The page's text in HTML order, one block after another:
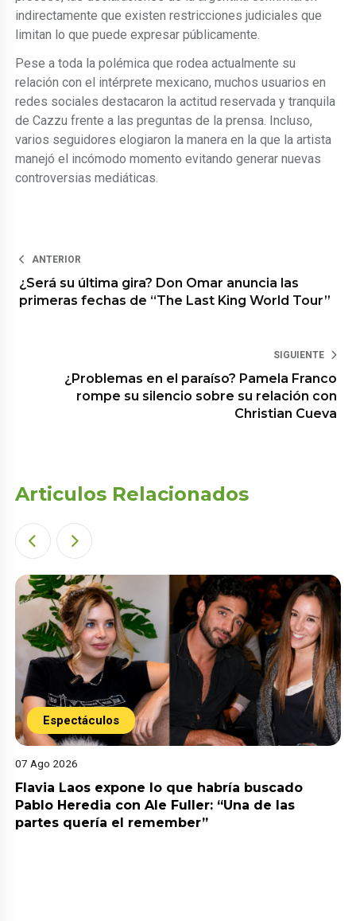
indirectamente que existen restricciones judiciales que
limitan lo que puede expresar públicamente.
Pese a toda la polémica que rodea actualmente su
relación con el intérprete mexicano, muchos usuarios en
redes sociales destacaron la actitud reservada y tranquila
de Cazzu frente a las preguntas de la prensa. Incluso,
varios seguidores elogiaron la manera en la que la artista
manejó el incómodo momento evitando generar nuevas
controversias mediáticas.
ANTERIOR
¿Será su última gira? Don Omar anuncia las
primeras fechas de “The Last King World Tour”
SIGUIENTE
¿Problemas en el paraíso? Pamela Franco
rompe su silencio sobre su relación con
Christian Cueva
Articulos Relacionados
Espectáculos
07 Ago 2026
Flavia Laos expone lo que habría buscado
Pablo Heredia con Ale Fuller: “Una de las
partes quería el remember”